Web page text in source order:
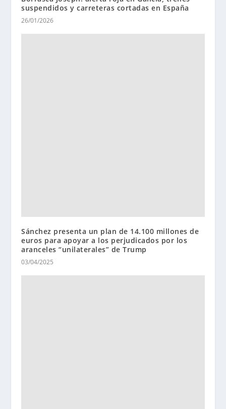
suspendidos y carreteras cortadas en España
26/01/2026
Sánchez presenta un plan de 14.100 millones de
euros para apoyar a los perjudicados por los
aranceles “unilaterales” de Trump
03/04/2025